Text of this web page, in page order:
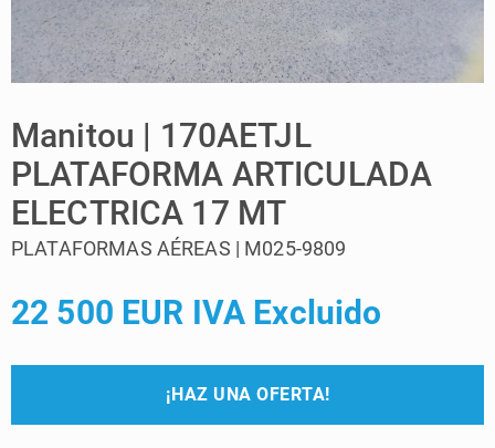
Manitou | 170AETJL
PLATAFORMA ARTICULADA
ELECTRICA 17 MT
PLATAFORMAS AÉREAS | M025-9809
22 500 EUR IVA Excluido
¡HAZ UNA OFERTA!